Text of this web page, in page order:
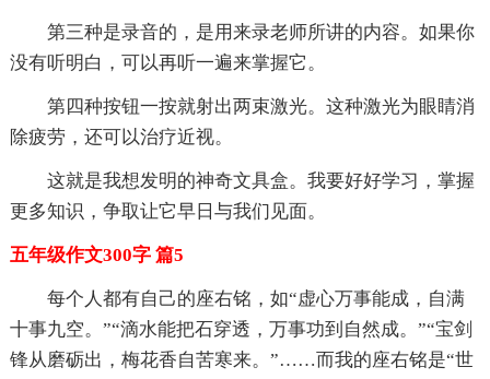
第三种是录音的，是用来录老师所讲的内容。如果你
没有听明白，可以再听一遍来掌握它。
第四种按钮一按就射出两束激光。这种激光为眼睛消
除疲劳，还可以治疗近视。
这就是我想发明的神奇文具盒。我要好好学习，掌握
更多知识，争取让它早日与我们见面。
五年级作文300字 篇5
每个人都有自己的座右铭，如“虚心万事能成，自满
十事九空。”“滴水能把石穿透，万事功到自然成。”“宝剑
锋从磨砺出，梅花香自苦寒来。”……而我的座右铭是“世